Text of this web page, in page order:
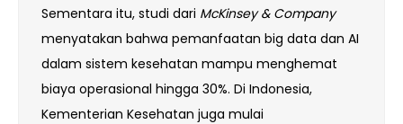
Sementara itu, studi dari McKinsey & Company
menyatakan bahwa pemanfaatan big data dan AI
dalam sistem kesehatan mampu menghemat
biaya operasional hingga 30%. Di Indonesia,
Kementerian Kesehatan juga mulai